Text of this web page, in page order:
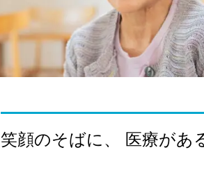
笑顔のそばに、 医療があ